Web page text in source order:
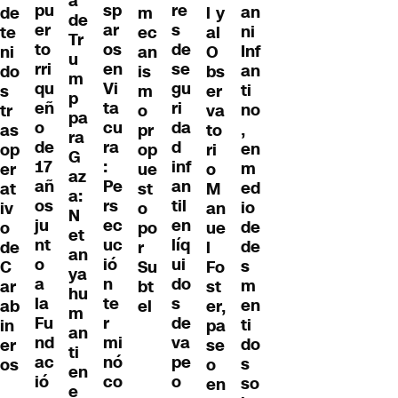
de
te
ni
do
s
tr
as
op
er
at
iv
o
de
C
ar
ab
in
er
os
pu
er
to
rri
qu
eñ
o
de
17
añ
os
ju
nt
o
a
la
Fu
nd
ac
ió
de
Tr
u
m
p
pa
ra
G
az
a:
N
et
an
ya
hu
m
an
ti
en
e
sp
ar
os
en
Vi
ta
cu
ra
:
Pe
rs
ec
uc
ió
n
te
r
mi
nó
co
m
ec
an
is
m
o
pr
op
ue
st
o
po
r
Su
bt
el
re
s
de
se
gu
ri
da
d
inf
an
til
en
líq
ui
do
s
de
va
pe
o
l y
al
O
bs
er
va
to
ri
o
M
an
ue
l
Fo
st
er,
pa
se
o
en
an
ni
Inf
an
ti
no
,
en
m
ed
io
de
de
s
m
en
ti
do
s
so